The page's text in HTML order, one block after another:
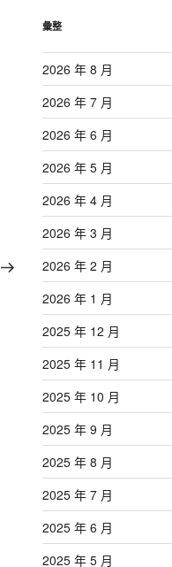
篇
彙整
2026 年 8 月
2026 年 7 月
2026 年 6 月
2026 年 5 月
2026 年 4 月
2026 年 3 月
2026 年 2 月
2026 年 1 月
2025 年 12 月
2025 年 11 月
2025 年 10 月
2025 年 9 月
2025 年 8 月
2025 年 7 月
2025 年 6 月
2025 年 5 月